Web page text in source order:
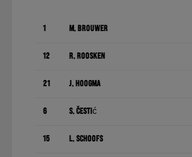
1 M. Brouwer
12 R. Roosken
21 J. Hoogma
6 S. Čestić
15 L. Schoofs